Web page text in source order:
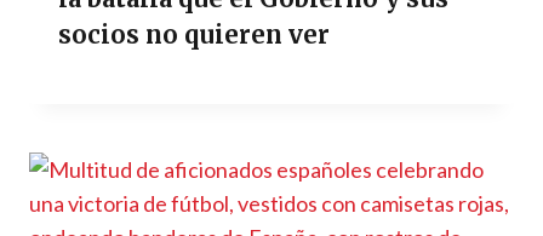
socios no quieren ver